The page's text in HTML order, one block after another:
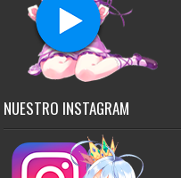
NUESTRO INSTAGRAM